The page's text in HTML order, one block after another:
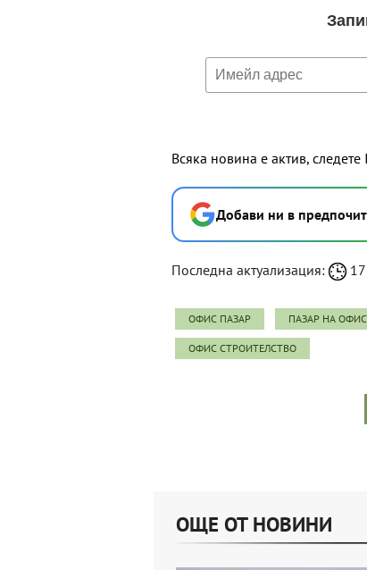
Всяка новина е актив,
Добави ни в
Последна актуализация:
ОФИС ПАЗАР ПАЗАР НА
ОФИС СТРОИТЕЛСТВО
ОЩЕ ОТ НОВИНИ